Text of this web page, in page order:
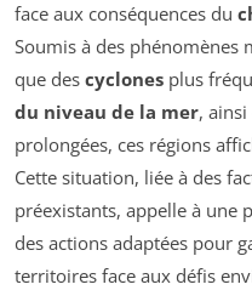
face aux conséquences du
Soumis à des phénomènes
que des cyclones plus
du niveau de la mer,
prolongées, ces régions
Cette situation, liée à des
préexistants, appelle à une
des actions adaptées pour
territoires face aux défis